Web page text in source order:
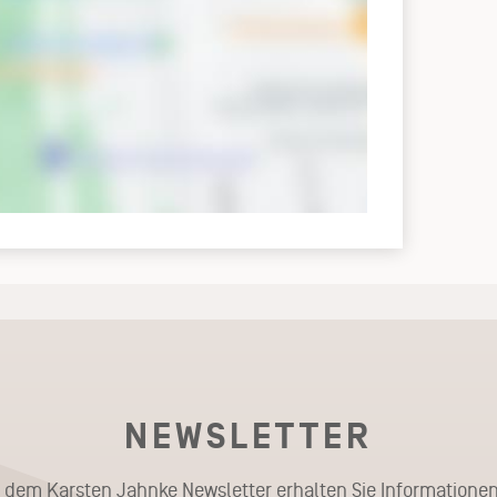
NEWSLETTER
dem Karsten Jahnke Newsletter erhalten Sie